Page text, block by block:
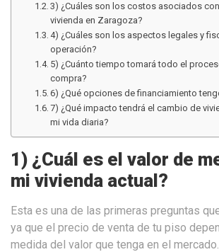
3) ¿Cuáles son los costos asociados
vivienda en Zaragoza?
4) ¿Cuáles son los aspectos legales y
operación?
5) ¿Cuánto tiempo tomará todo el
compra?
6) ¿Qué opciones de financiamiento
7) ¿Qué impacto tendrá el cambio de
mi vida diaria?
1) ¿Cuál es el valor de
mi vivienda actual?
Esta es una de las primeras preguntas
ya que el precio de venta de tu piso
medida del valor que tenga en el